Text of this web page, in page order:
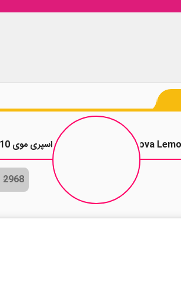
اسپری موی 10 کاره رولون یونیک وان Revlon Uniq One حجم 150 میلی لیتر
2968